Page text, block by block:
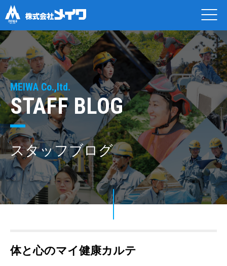
MEIWA Co.,ltd.
STAFF BLOG
スタッフブログ
体と心のマイ健康カルテ